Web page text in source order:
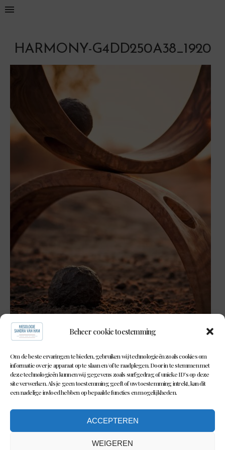
Beheer cookie toestemming
Om de beste ervaringen te bieden, gebruiken wij technologieën zoals cookies om
informatie over je apparaat op te slaan en/of te raadplegen. Door in te stemmen met
deze technologieën kunnen wij gegevens zoals surfgedrag of unieke ID's op deze
site verwerken. Als je geen toestemming geeft of uw toestemming intrekt, kan dit
een nadelige invloed hebben op bepaalde functies en mogelijkheden.
ACCEPTEREN
WEIGEREN
HARMONY-G4DD250A38_1920
SHARE
©MESOLOGIE SANDRA VAN HAM l
PRIVACYVERKLARING l KLACHT- EN